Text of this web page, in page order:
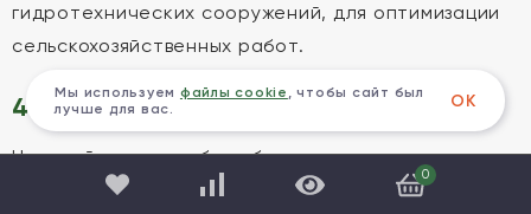
гидротехнических сооружений, для оптимизации
сельскохозяйственных работ.
4. Нарушение стиля изложения
Научный стиль требует безличности и
объективности. Фразы «я считаю», «мы думаем»,
0
Мы используем файлы cookie , чтобы сайт был
лучше для вас.
ОК